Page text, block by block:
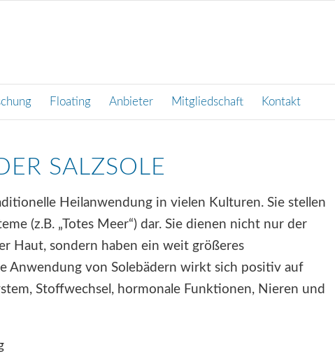
Floating Anbieter Mitgliedschaft Kontakt
SALZSOLE
Heilanwendung in vielen Kulturen. Sie stellen
(z.B. „Totes Meer“) dar. Sie dienen nicht nur der
Haut, sondern haben ein weit größeres
Anwendung von Solebädern wirkt sich positiv auf
Stoffwechsel, hormonale Funktionen, Nieren und